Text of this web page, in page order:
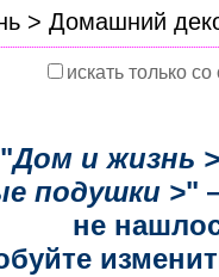
искать только
Дом и жизнь
подушки >"
не